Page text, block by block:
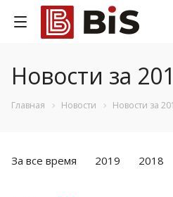
Новости за
Главная Новости Новости за
За все время 2019 2018